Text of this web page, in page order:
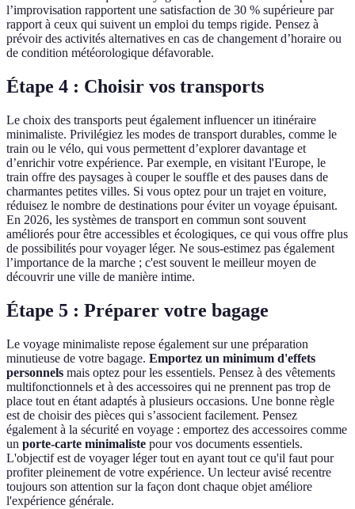
l’improvisation rapportent une satisfaction de 30 % supérieure par
rapport à ceux qui suivent un emploi du temps rigide. Pensez à
prévoir des activités alternatives en cas de changement d’horaire ou
de condition météorologique défavorable.
Étape 4 : Choisir vos transports
Le choix des transports peut également influencer un itinéraire
minimaliste. Privilégiez les modes de transport durables, comme le
train ou le vélo, qui vous permettent d’explorer davantage et
d’enrichir votre expérience. Par exemple, en visitant l'Europe, le
train offre des paysages à couper le souffle et des pauses dans de
charmantes petites villes. Si vous optez pour un trajet en voiture,
réduisez le nombre de destinations pour éviter un voyage épuisant.
En 2026, les systèmes de transport en commun sont souvent
améliorés pour être accessibles et écologiques, ce qui vous offre plus
de possibilités pour voyager léger. Ne sous-estimez pas également
l’importance de la marche ; c'est souvent le meilleur moyen de
découvrir une ville de manière intime.
Étape 5 : Préparer votre bagage
Le voyage minimaliste repose également sur une préparation
minutieuse de votre bagage. Emportez un minimum d'effets
personnels mais optez pour les essentiels. Pensez à des vêtements
multifonctionnels et à des accessoires qui ne prennent pas trop de
place tout en étant adaptés à plusieurs occasions. Une bonne règle
est de choisir des pièces qui s’associent facilement. Pensez
également à la sécurité en voyage : emportez des accessoires comme
un porte-carte minimaliste pour vos documents essentiels.
L'objectif est de voyager léger tout en ayant tout ce qu'il faut pour
profiter pleinement de votre expérience. Un lecteur avisé recentre
toujours son attention sur la façon dont chaque objet améliore
l'expérience générale.